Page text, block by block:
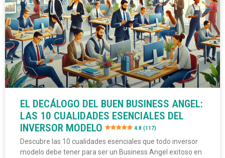
EL DECÁLOGO DEL BUEN BUSINESS ANGEL:
LAS 10 CUALIDADES ESENCIALES DEL
INVERSOR MODELO
4.8 (117)
Descubre las 10 cualidades esenciales que todo inversor
modelo debe tener para ser un Business Angel exitoso en